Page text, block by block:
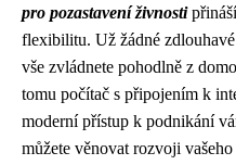
pro pozastavení živnosti
flexibilitu. Už žádné
vše zvládnete pohodlně z
tomu počítač s připojením k
moderní přístup k podnikání
můžete věnovat rozvoji